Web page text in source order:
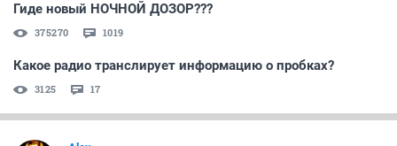
Гиде новый НОЧНОЙ ДОЗОР???
375270 1019
Какое радио транслирует информацию о пробках?
3125 17